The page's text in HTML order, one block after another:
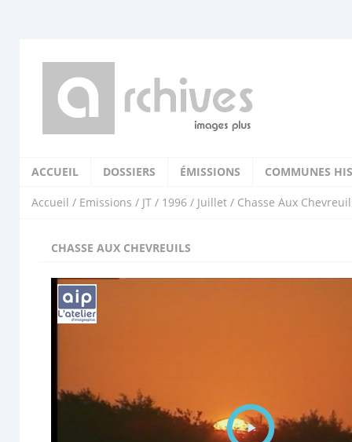
ACCUEIL DOSSIERS ÉMISSIONS COMMUNES
Accueil / Emissions / JT / 1996 / Juillet / Chasse Aux
CHASSE AUX CHEVREUILS